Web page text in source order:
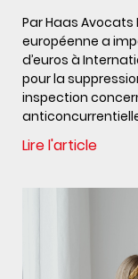
Par Haas Avocats
européenne a
d’euros à
pour la
inspection
Lire l'article